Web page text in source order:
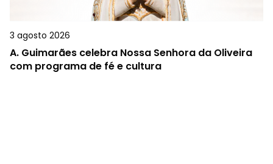
3 agosto 2026
A. Guimarães celebra Nossa Senhora da Oliveira
com programa de fé e cultura